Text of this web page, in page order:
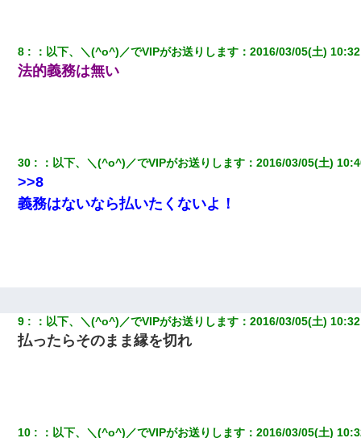
さい」と言い出してド修羅場になった
らえる会社から誘われた。転職したい」義父「クビ！（激怒」嫁
「離婚！（激怒」
【悲報】姉と入浴中に大きくなってしまった結果ｗｗｗｗｗｗｗ
彼氏の家に泊まる事になり、ゲームで盛り上がってさぁ寝よう！
と電気を消すとミシッって音が…彼「ちょっと待ってて」→勢い
よくドアを開けるとなんと…
8 ： 以下、＼(^o^)／でVIPがお送りします ：2016/03/05(土)
法的義務は無い
30 ： 以下、＼(^o^)／でVIPがお送りします ：2016/03/05(土)
>>8
義務はないなら払いたくないよ！
9 ： 以下、＼(^o^)／でVIPがお送りします ：2016/03/05(土)
払ったらそのまま縁を切れ
10 ： 以下、＼(^o^)／でVIPがお送りします ：2016/03/05(土)